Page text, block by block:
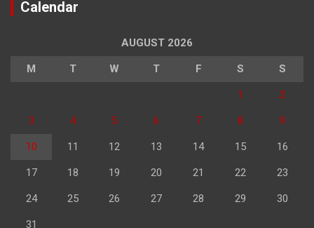
Calendar
AUGUST 2026
M T W T F S S
1 2
3 4 5 6 7 8 9
10 11 12 13 14 15 16
17 18 19 20 21 22 23
24 25 26 27 28 29 30
31